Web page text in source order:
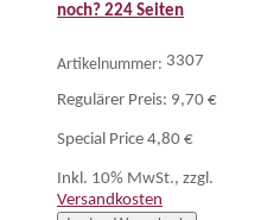
noch? 224 Seiten
Artikelnummer: 3307
Regulärer Preis: 9,70 €
Special Price 4,80 €
Inkl. 10% MwSt., zzgl.
Versandkosten